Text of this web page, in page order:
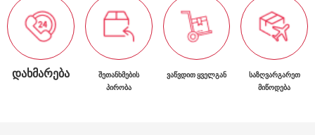
ᲓᲐᲮᲛᲐᲠᲔᲑᲐ
ᲨᲔᲗᲐᲜᲮᲛᲔᲑᲘᲡ
ᲞᲘᲠᲝᲑᲐ
ᲕᲐᲬᲕᲓᲘᲗ ᲧᲕᲔᲚᲒᲐᲜ
ᲡᲐᲖᲦᲕᲐᲠᲒᲐᲠᲔᲗ
ᲛᲘᲬᲝᲓᲔᲑᲐ